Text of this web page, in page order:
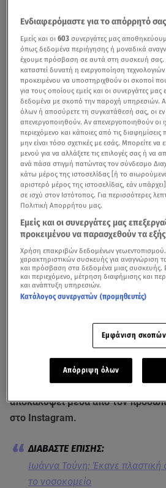
Ιωάννα Τούνηέκανε πλαστική
αποκαλύψει μέσα από τον
στο Instagram.
Ιωάννα Τούνη: Έκανε πλαστική
το νοσοκομείο
Ενδιαφερόμαστε για το απόρρητό σας
Εμείς και οι603 συνεργάτες μας
όπως δεδομένα περιήγησης ή μοναδικά
έχουμε πρόσβαση σε αυτά στη συσκευή σας.
καταστεί δυνατή η ενεργοποίηση
προκειμένου να υποστηριχθούν οι σκοποί
για τους οποίους εμείς και οι συνεργάτες μας
δεδομένα με σκοπό την παροχή υπηρεσιών.
όλων ή αποσύρετε τη συγκατάθεσή σας, οι εν
απενεργοποιηθούν. Αν απενεργοποιηθούν οι
περιεχόμενο και κάποιες από τις διαφημίσεις
μην είναι τόσο σχετικές με εσάς. Μπορείτε να
μενού για να αλλάξετε τις επιλογές σας ή να
ανά πάσα στιγμή πατώντας τον σύνδεσμο
κάτω μέρος της ιστοσελίδας [ή το
αριστερό μέρος της ιστοσελίδας, εάν
σε ισχύ στον Ιστότοπος. Για περισσότερες
Πολιτική Απορρήτου μας.
Εμείς και οι συνεργάτες μας
προκειμένου να παρασχεθούν τα
Χρήση επακριβών δεδομένων
χαρακτηριστικών συσκευής για αναγνώριση
και πρόσβαση στα δεδομένα μιας συσκευής.
και περιεχόμενο, μέτρηση διαφήμισης και
και ανάπτυξη υπηρεσιών.
Κατάλογος συνεργατών (προμηθευτές)
Εμφάνιση σκοπών
Απόρριψη όλων